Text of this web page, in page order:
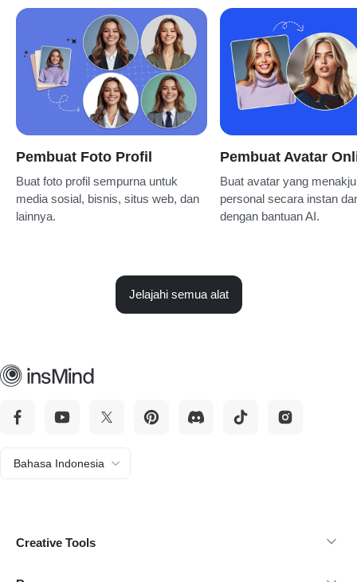
Pembuat Foto Profil
Buat foto profil sempurna untuk
media sosial, bisnis, situs web, dan
lainnya.
Pembuat Avatar
Buat avatar yang
personal secara instan
dengan bantuan AI.
Jelajahi semua alat
Bahasa Indonesia
Creative Tools